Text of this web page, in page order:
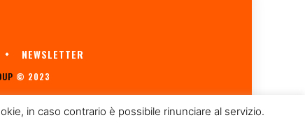
NEWSLETTER
© 2023
in caso contrario è possibile rinunciare al servizio.